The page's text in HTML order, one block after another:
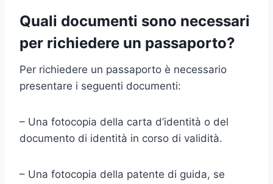
Quali documenti sono necessari
per richiedere un passaporto?
Per richiedere un passaporto è necessario
presentare i seguenti documenti:
– Una fotocopia della carta d’identità o del
documento di identità in corso di validità.
– Una fotocopia della patente di guida, se